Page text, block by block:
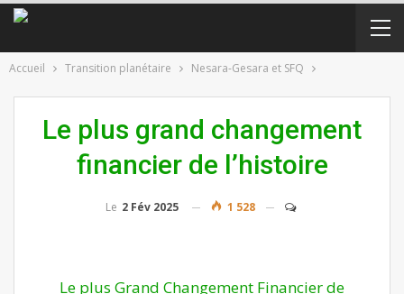
Accueil Transition planétaire Nesara-Gesara et SFQ
Le plus grand changement
financier de l’histoire
Le 2 Fév 2025 1 528
Le plus Grand Changement Financier de